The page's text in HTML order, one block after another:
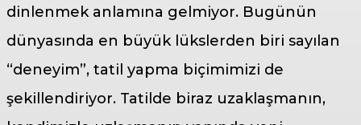
dinlenmek anlamına gelmiyor. Bugünün
dünyasında en büyük lükslerden biri sayılan
“deneyim”, tatil yapma biçimimizi de
şekillendiriyor. Tatilde biraz uzaklaşmanın,